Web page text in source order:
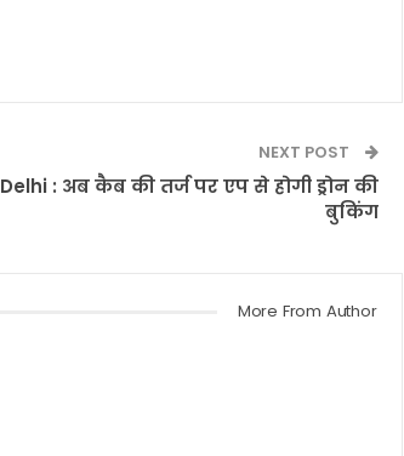
NEXT POST
Delhi : अब कैब की तर्ज पर एप से होगी ड्रोन की
बुकिंग
More From Author